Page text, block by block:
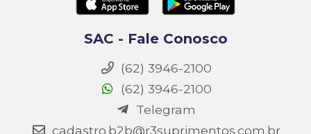
SAC - Fale Conosco
(62) 3946-2100
(62) 3946-2100
Telegram
cadastro.b2b@r3suprimentos.com.br